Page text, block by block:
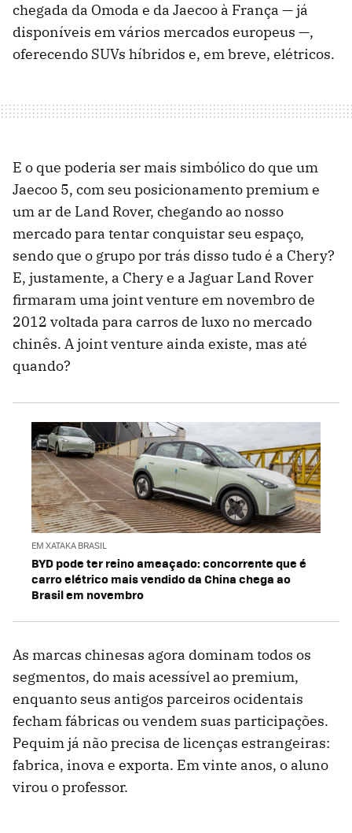
chegada da Omoda e da Jaecoo à França — já
disponíveis em vários mercados europeus —,
oferecendo SUVs híbridos e, em breve, elétricos.
E o que poderia ser mais simbólico do que um
Jaecoo 5, com seu posicionamento premium e
um ar de Land Rover, chegando ao nosso
mercado para tentar conquistar seu espaço,
sendo que o grupo por trás disso tudo é a Chery?
E, justamente, a Chery e a Jaguar Land Rover
firmaram uma joint venture em novembro de
2012 voltada para carros de luxo no mercado
chinês. A joint venture ainda existe, mas até
quando?
EM XATAKA BRASIL
BYD pode ter reino ameaçado: concorrente que é
carro elétrico mais vendido da China chega ao
Brasil em novembro
As marcas chinesas agora dominam todos os
segmentos, do mais acessível ao premium,
enquanto seus antigos parceiros ocidentais
fecham fábricas ou vendem suas participações.
Pequim já não precisa de licenças estrangeiras:
fabrica, inova e exporta. Em vinte anos, o aluno
virou o professor.